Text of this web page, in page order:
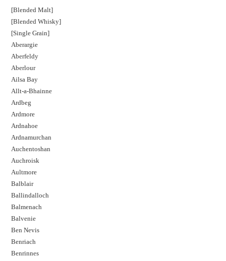
[Blended Malt]
[Blended Whisky]
[Single Grain]
Aberargie
Aberfeldy
Aberlour
Ailsa Bay
Allt-a-Bhainne
Ardbeg
Ardmore
Ardnahoe
Ardnamurchan
Auchentoshan
Auchroisk
Aultmore
Balblair
Ballindalloch
Balmenach
Balvenie
Ben Nevis
Benriach
Benrinnes